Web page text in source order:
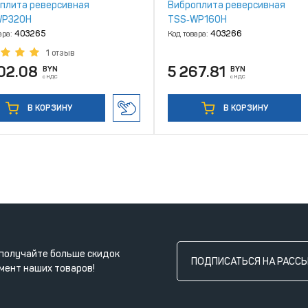
реверсивная
403265
1 отзыв
BYN
с НДС
В КОРЗИНУ
Виброплита реверсивная
TSS‑WP160H
Код товара: 403266
5 267.81 BYN
с НДС
В КОРЗИНУ
больше скидок
наших товаров!
ПОДПИСАТЬСЯ НА